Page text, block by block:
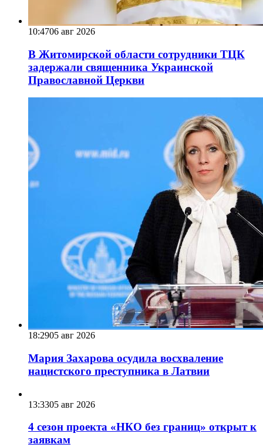
10:4706 авг 2026
В Житомирской области сотрудники ТЦК
задержали священника Украинской
Православной Церкви
18:2905 авг 2026
Мария Захарова осудила восхваление
нацистского преступника в Латвии
13:3305 авг 2026
4 сезон проекта «НКО без границ» открыт к
заявкам